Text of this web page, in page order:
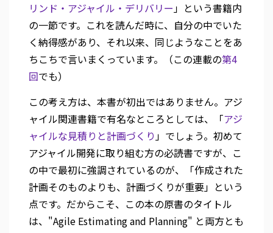
リンド・アジャイル・デリバリー」という書籍内
の一節です。これを読んだ時に、自分の中でいた
く納得感があり、それ以来、同じようなことをあ
ちこちで言いまくっています。（この連載の第4
回でも）
この考え方は、本書が初出ではありません。アジ
ャイル関連書籍で有名なところとしては、「アジ
ャイルな見積りと計画づくり」でしょう。初めて
アジャイル開発に取り組む方の必読書ですが、こ
の中で最初に強調されているのが、「作成された
計画そのものよりも、計画づくりが重要」という
点です。だからこそ、この本の原書のタイトル
は、"Agile Estimating and Planning" と両方とも